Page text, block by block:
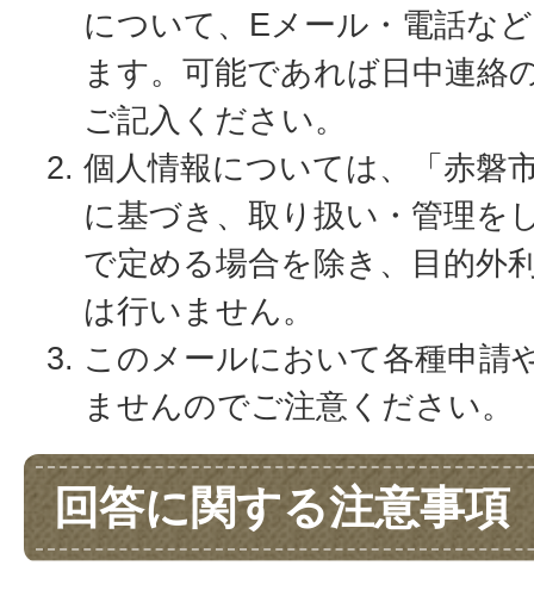
について、Eメール・電話な
ます。可能であれば日中連絡
ご記入ください。
個人情報については、「赤磐
に基づき、取り扱い・管理を
で定める場合を除き、目的外
は行いません。
このメールにおいて各種申請
ませんのでご注意ください。
回答に関する注意事項